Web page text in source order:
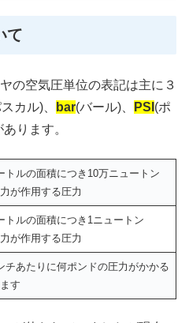
て
の空気圧単位の表記は主に３
カル)、 bar(バール)、 PSI (ポ
ります。
トルの面積につき10万ニュートン
が作用する圧力
トルの面積につき1ニュートン
が作用する圧力
チあたりに何ポンドの圧力がかかる
す